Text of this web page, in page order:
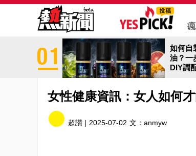
如何自
油？一
DIY調
女性健康資訊：女人如何
超讚 | 2025-07-02 文： anmyw